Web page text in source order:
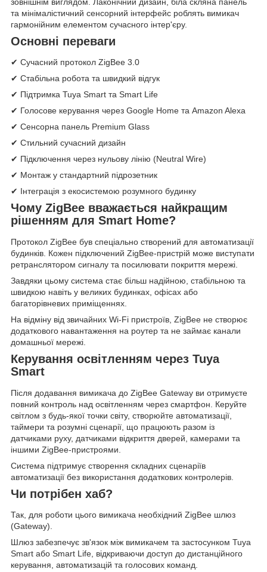
та мінімалістичний сенсорний інтерфейс роблять вимикач
гармонійним елементом сучасного інтер'єру.
Основні переваги
✔ Сучасний протокол ZigBee 3.0
✔ Стабільна робота та швидкий відгук
✔ Підтримка Tuya Smart та Smart Life
✔ Голосове керування через Google Home та Amazon Alexa
✔ Сенсорна панель Premium Glass
✔ Стильний сучасний дизайн
✔ Підключення через нульову лінію (Neutral Wire)
✔ Монтаж у стандартний підрозетник
✔ Інтеграція з екосистемою розумного будинку
Чому ZigBee вважається найкращим
рішенням для Smart Home?
Протокол ZigBee був спеціально створений для автоматизації
будинків. Кожен підключений ZigBee-пристрій може виступати
ретранслятором сигналу та посилювати покриття мережі.
Завдяки цьому система стає більш надійною, стабільною та
швидкою навіть у великих будинках, офісах або
багаторівневих приміщеннях.
На відміну від звичайних Wi-Fi пристроїв, ZigBee не створює
додаткового навантаження на роутер та не займає канали
домашньої мережі.
Керування освітленням через Tuya
Smart
Після додавання вимикача до ZigBee Gateway ви отримуєте
повний контроль над освітленням через смартфон. Керуйте
світлом з будь-якої точки світу, створюйте автоматизації,
таймери та розумні сценарії, що працюють разом із
датчиками руху, датчиками відкриття дверей, камерами та
іншими ZigBee-пристроями.
Система підтримує створення складних сценаріїв
автоматизації без використання додаткових контролерів.
Чи потрібен хаб?
Так, для роботи цього вимикача необхідний ZigBee шлюз
(Gateway).
Шлюз забезпечує зв'язок між вимикачем та застосунком Tuya
Smart або Smart Life, відкриваючи доступ до дистанційного
керування, автоматизацій та голосових команд.